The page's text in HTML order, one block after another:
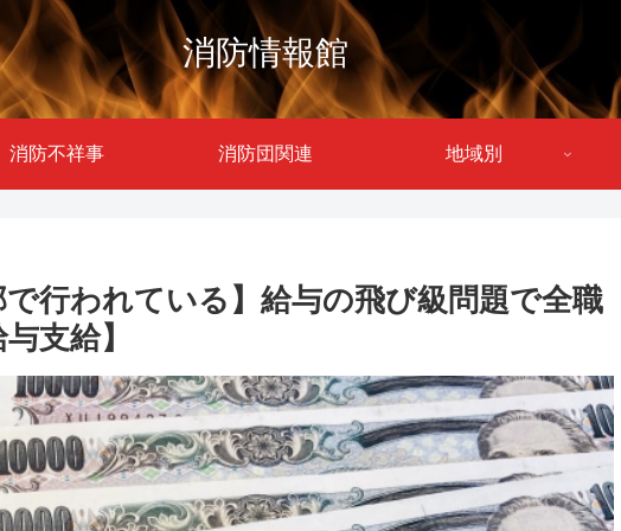
消防情報館
消防不祥事 消防団関連 地域別
行われている】給与の飛び級問題で全職
支給】